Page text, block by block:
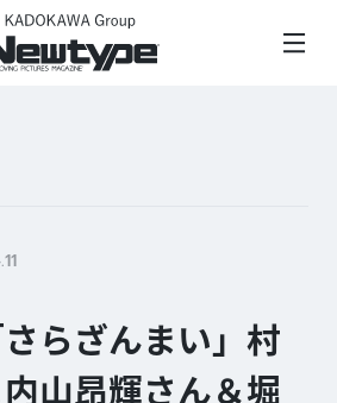
らざんまい」村
山昂輝さん＆堀